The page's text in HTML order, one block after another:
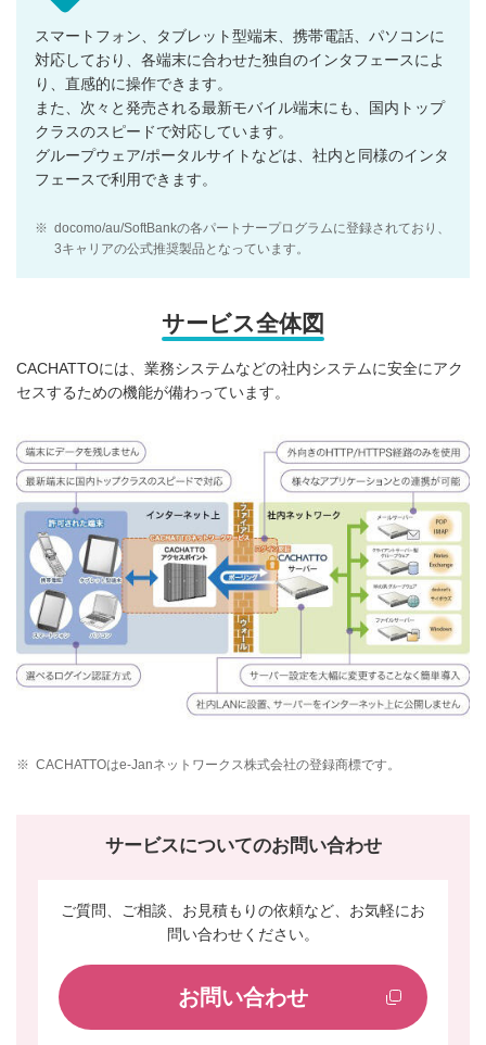
スマートフォン、タブレット型端末、携帯電話、パソコンに
対応しており、各端末に合わせた独自のインタフェースによ
り、直感的に操作できます。
また、次々と発売される最新モバイル端末にも、国内トップ
クラスのスピードで対応しています。
グループウェア/ポータルサイトなどは、社内と同様のインタ
フェースで利用できます。
※ docomo/au/SoftBankの各パートナープログラムに登録されており、
3キャリアの公式推奨製品となっています。
サービス全体図
CACHATTOには、業務システムなどの社内システムに安全にアク
セスするための機能が備わっています。
※ CACHATTOはe-Janネットワークス株式会社の登録商標です。
サービスについてのお問い合わせ
ご質問、ご相談、お見積もりの依頼など、お気軽にお
問い合わせください。
お問い合わせ